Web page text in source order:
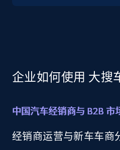
Employees business
connections, and more.
Business Enriched
企业如何使用 大搜
中国汽车经销商与 B2B 市
经销商运营与新车车商